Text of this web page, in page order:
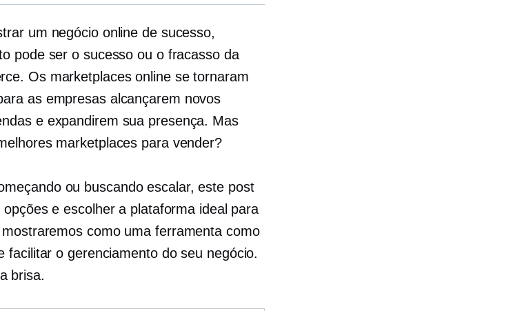
um negócio online de sucesso,
pode ser o sucesso ou o fracasso da
Os marketplaces online se tornaram
as empresas alcançarem novos
e expandirem sua presença. Mas
marketplaces para vender?
ou buscando escalar, este post
e escolher a plataforma ideal para
como uma ferramenta como
facilitar o gerenciamento do seu negócio.
brisa.